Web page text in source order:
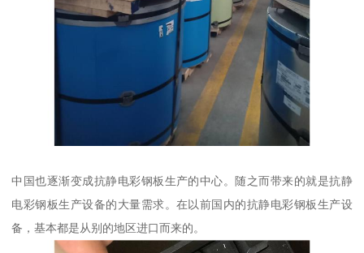
中国也逐渐变成抗静电彩钢板生产的中心。随之而带来的就是抗静
电彩钢板生产设备的大量需求。在以前国内的抗静电彩钢板生产设
备，基本都是从别的地区进口而来的。